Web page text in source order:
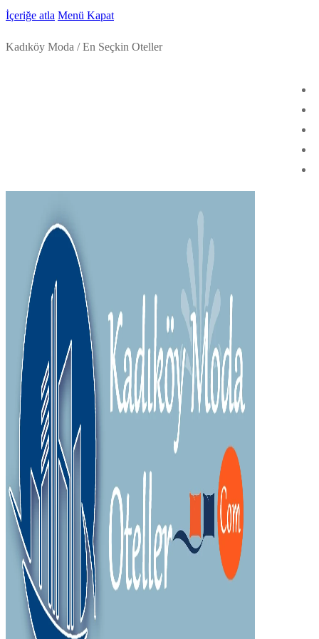
İçeriğe atla Menü Kapat
Kadıköy Moda / En Seçkin Oteller